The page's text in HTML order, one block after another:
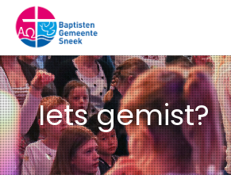
Iets gemist?